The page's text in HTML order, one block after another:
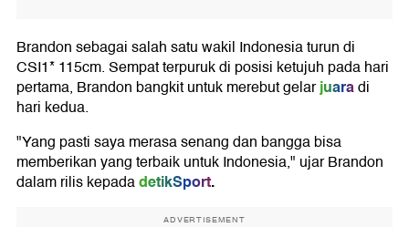
Brandon sebagai salah satu wakil Indonesia turun di
CSI1* 115cm. Sempat terpuruk di posisi ketujuh pada hari
pertama, Brandon bangkit untuk merebut gelarjuaradi
hari kedua.
"Yang pasti saya merasa senang dan bangga bisa
memberikan yang terbaik untuk Indonesia," ujar Brandon
dalam rilis kepadadetikSport.
ADVERTISEMENT